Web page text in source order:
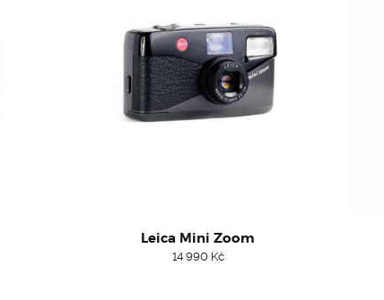
Leica Mini Zoom
14 990 Kč